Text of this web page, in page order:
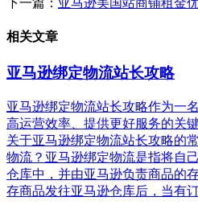
相关文章
亚马逊绑定物流站长攻略
亚马逊绑定物流站长攻略作为一
高运营效率、提供更好服务的关
关于亚马逊绑定物流站长攻略的
物流？亚马逊绑定物流是指将自
仓库中，并由亚马逊负责商品的
存商品发往亚马逊仓库后，当有